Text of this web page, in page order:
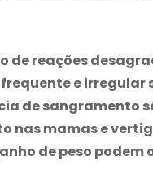
de reações
e irregular
de sangramento
nas mamas e
de peso podem